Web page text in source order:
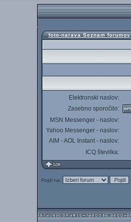
foto-narava Seznam forumov
Elektronski naslov:
Zasebno sporočilo:
MSN Messenger - naslov:
Yahoo Messenger - naslov:
AIM - AOL Instant - naslov:
ICQ številka:
Pojdi na: